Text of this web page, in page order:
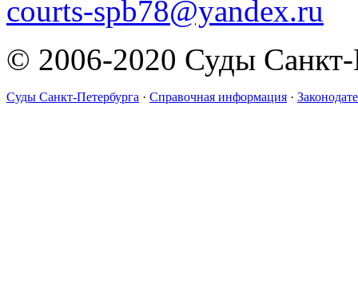
courts-spb78@yandex.ru
© 2006-2020 Суды Санкт-
Суды Санкт-Петербурга · Справочная информация ·